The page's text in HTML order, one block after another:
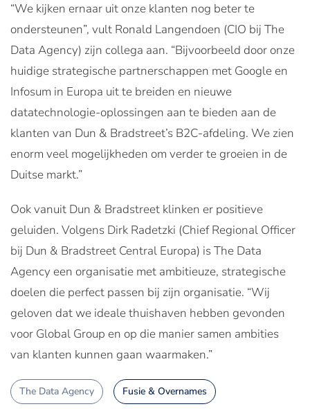
“We kijken ernaar uit onze klanten nog beter te
ondersteunen”, vult Ronald Langendoen (CIO bij The
Data Agency) zijn collega aan. “Bijvoorbeeld door onze
huidige strategische partnerschappen met Google en
Infosum in Europa uit te breiden en nieuwe
datatechnologie-oplossingen aan te bieden aan de
klanten van Dun & Bradstreet’s B2C-afdeling. We zien
enorm veel mogelijkheden om verder te groeien in de
Duitse markt.”
Ook vanuit Dun & Bradstreet klinken er positieve
geluiden. Volgens Dirk Radetzki (Chief Regional Officer
bij Dun & Bradstreet Central Europa) is The Data
Agency een organisatie met ambitieuze, strategische
doelen die perfect passen bij zijn organisatie. “Wij
geloven dat we ideale thuishaven hebben gevonden
voor Global Group en op die manier samen ambities
van klanten kunnen gaan waarmaken.”
The Data Agency Fusie & Overnames